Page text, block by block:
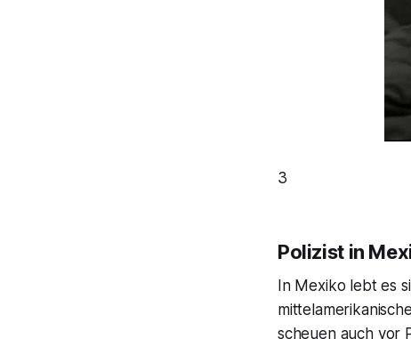
3
Polizist in
In Mexiko lebt es
scheuen auch vor